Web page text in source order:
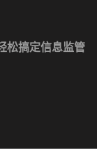
松搞定信息监管